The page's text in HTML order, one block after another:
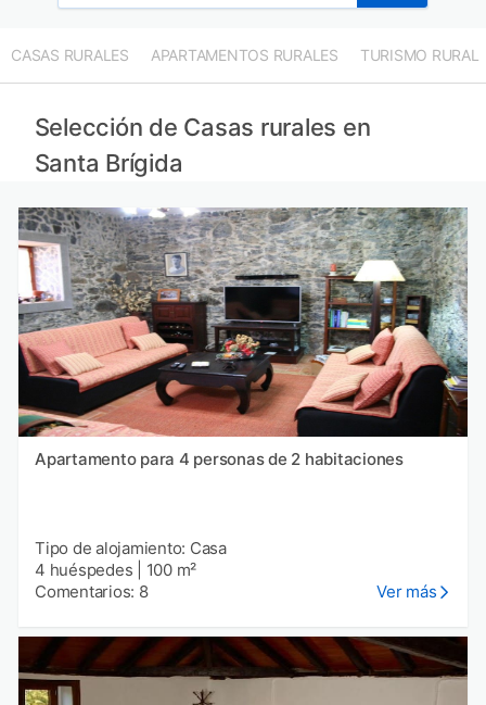
CASAS RURALES APARTAMENTOS RURALES TURISMO RURAL
Selección de Casas rurales en
Santa Brígida
Apartamento para 4 personas de 2 habitaciones
Tipo de alojamiento: Casa
4 huéspedes
100 m²
Comentarios: 8
Ver más